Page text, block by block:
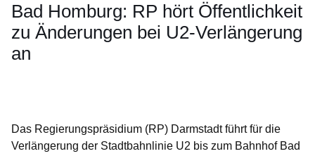
Bad Homburg: RP hört Öffentlichkeit
zu Änderungen bei U2-Verlängerung
an
Das Regierungspräsidium (RP) Darmstadt führt für die
Verlängerung der Stadtbahnlinie U2 bis zum Bahnhof Bad